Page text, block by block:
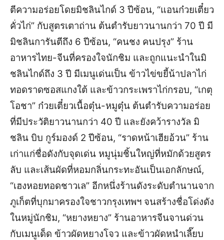
ตีความอร่อยโดยมิชลินไกด์ 3 ปีซ้อน, “แอนก๋วยเตี๋ยว
คั่วไก่” กับสูตรเตาถ่าน ต้นตำรับยาวนานกว่า 70 ปี มี
มิชลินการันตีถึง 6 ปีซ้อน, “คนชง คนปรุง” ร้าน
อาหารไทย-จีนที่ครองใจนักชิม และถูกแนะนำในมิ
ชลินไกด์ถึง 3 ปี มีเมนูเด่นเป็น ข้าวไข่ขยี้น้าปลาไก่
ทอดราดซอสแกงใต้ และข้าวกระเพราไก่กรอบ, “เกตุ
โอชา” ก๋วยเตี๋ยวเนื้อตุ๋น-หมูตุ๋น ต้นตำรับความอร่อย
ที่มีประวัติยาวนานกว่า 40 ปี และยังคว้ารางวัล มิ
ชลิน บิบ กูร์มองด์ 2 ปีซ้อน, “ราดหน้าเฮียอ้วน” ร้าน
เก่าแก่ชื่อดังกับจุดเด่น หมูนุ่มชิ้นใหญ่ที่หมักด้วยสูตร
ลับ และเส้นผัดที่หอมกลิ่นกระทะอันเป็นเอกลักษณ์,
“เฮงหอยทอดชาวเล” อีกหนึ่งร้านดังระดับตำนานจาก
ภูเก็ตที่บุกมาครองใจชาวกรุงเทพฯ จนสร้างชื่อโด่งดัง
ในหมู่นักชิม, “หยางหยาง” ร้านอาหารจีนจานด่วน
กับเมนูเด็ด ข้าวผัดหยางโจว และข้าวผัดหนำเลี๊ยบ